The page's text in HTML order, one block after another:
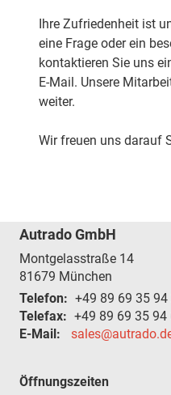
Ihre Zufriedenheit ist
eine Frage oder ein
kontaktieren Sie uns
E-Mail. Unsere
weiter.
Wir freuen uns darauf
Autrado GmbH
Montgelasstraße 14
81679 München
Telefon: +49 89 69 35 94
Telefax: +49 89 69 35 94
E-Mail:
Öffnungszeiten